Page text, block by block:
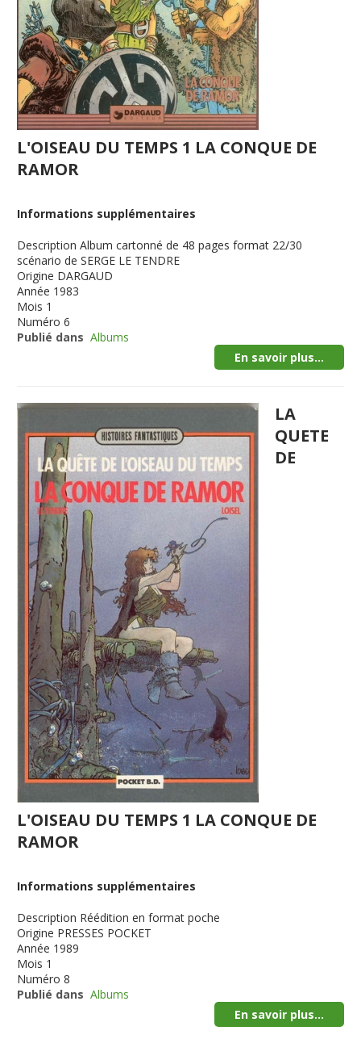
L'OISEAU DU TEMPS 1 LA CONQUE DE
RAMOR
Informations supplémentaires
Description Album cartonné de 48 pages format 22/30
scénario de SERGE LE TENDRE
Origine DARGAUD
Année 1983
Mois 1
Numéro 6
Publié dans Albums
En savoir plus...
LA
QUETE
DE
L'OISEAU DU TEMPS 1 LA CONQUE DE
RAMOR
Informations supplémentaires
Description Réédition en format poche
Origine PRESSES POCKET
Année 1989
Mois 1
Numéro 8
Publié dans Albums
En savoir plus...